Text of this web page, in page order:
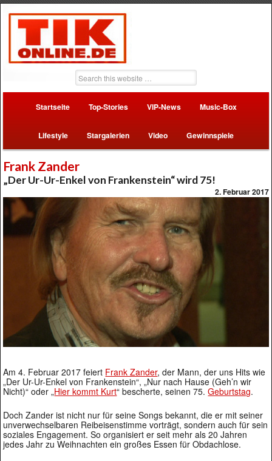
Startseite Top-Stories VIP-News Music-Box
Lifestyle Stargalerien Video Gewinnspiele
Frank Zander
„Der Ur-Ur-Enkel von Frankenstein“ wird 75!
2. Februar 2017
Am 4. Februar 2017 feiert Frank Zander, der Mann, der uns Hits wie
„Der Ur-Ur-Enkel von Frankenstein“, „Nur nach Hause (Geh’n wir
Nicht)“ oder „Hier kommt Kurt“ bescherte, seinen 75.Geburtstag.
Doch Zander ist nicht nur für seine Songs bekannt, die er mit seiner
unverwechselbaren Reibeisenstimme vorträgt, sondern auch für sein
soziales Engagement. So organisiert er seit mehr als 20 Jahren
jedes Jahr zu Weihnachten ein großes Essen für Obdachlose.